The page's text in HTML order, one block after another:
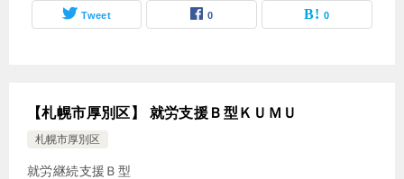
Tweet 0 0
【札幌市厚別区】 就労支援Ｂ型ＫＵＭＵ
札幌市厚別区
就労継続支援Ｂ型